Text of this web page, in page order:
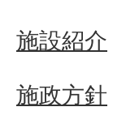
施設紹介
施政方針